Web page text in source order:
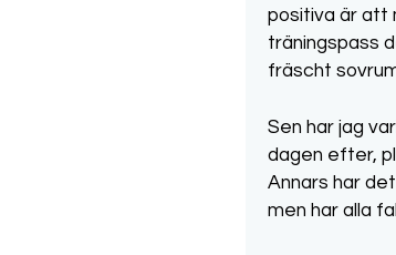
positiva är att
träningspass
fräscht
Sen har jag
dagen efter,
Annars har
men har alla